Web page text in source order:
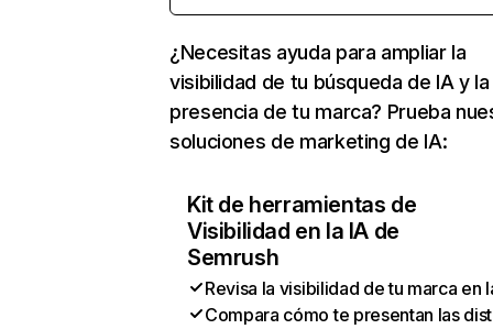
¿Necesitas ayuda para ampliar la
visibilidad de tu búsqueda de IA y la
presencia de tu marca? Prueba
soluciones de marketing de IA:
Kit de herramientas de
Visibilidad en la IA de
Semrush
Revisa la visibilidad de tu marca en
Compara cómo te presentan las